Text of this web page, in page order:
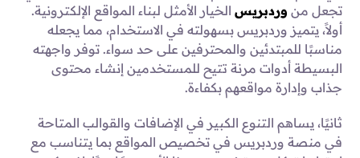
تجعل من وردبريس الخيار الأمثل لبناء المواقع الإلكترونية.
أولاً، يتميز وردبريس بسهولته في الاستخدام، مما يجعله
مناسبًا للمبتدئين والمحترفين على حد سواء. توفر واجهته
البسيطة أدوات مرنة تتيح للمستخدمين إنشاء محتوى
جذاب وإدارة مواقعهم بكفاءة.
ثانيًا، يساهم التنوع الكبير في الإضافات والقوالب المتاحة
في منصة وردبريس في تخصيص المواقع بما يتناسب مع